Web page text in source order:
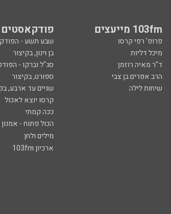
103fm מייעצים פודקאסטים
פרופ' רפי קרסו שבע תשע -
מיכל דליות בן וינון, בקיצור
ד"ר מאיה רוזמן סג"ל וברקו -
הרב אפרים בן צבי ספורט, בקיצור
שיחות לילה שניים עד ארבע,
קרסו יוצא לאכול
ככה קמתי
הכול פתוח -
מילים ולחן
ארכיון 103fm